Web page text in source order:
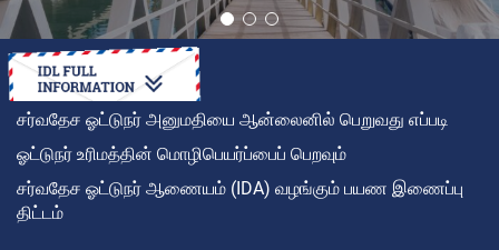
சர்வதேச ஓட்டுநர் அனுமதியை ஆன்லைனில் பெறுவது எப்படி
ஓட்டுநர் உரிமத்தின் மொழிபெயர்ப்பைப் பெறவும்
சர்வதேச ஓட்டுநர் ஆணையம் (IDA) வழங்கும் பயண இணைப்பு
திட்டம்